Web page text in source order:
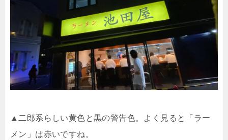
▲二郎系らしい黄色と黒の警告色。よく見ると「ラー
メン」は赤いですね。